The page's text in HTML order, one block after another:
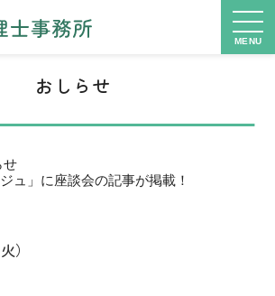
MENU
おしらせ
せ
ュ」に座談会の記事が掲載！
）